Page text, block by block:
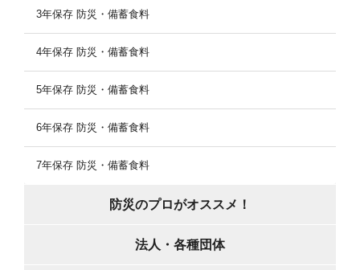
3年保存 防災・備蓄食料
4年保存 防災・備蓄食料
5年保存 防災・備蓄食料
6年保存 防災・備蓄食料
7年保存 防災・備蓄食料
防災のプロがオススメ！
法人・各種団体